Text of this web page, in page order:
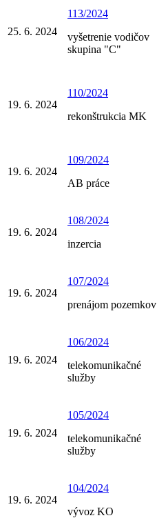
25. 6. 2024
113/2024
vyšetrenie vodičov
skupina "C"
19. 6. 2024
110/2024
rekonštrukcia MK
19. 6. 2024
109/2024
AB práce
19. 6. 2024
108/2024
inzercia
19. 6. 2024
107/2024
prenájom pozemkov
19. 6. 2024
106/2024
telekomunikačné
služby
19. 6. 2024
105/2024
telekomunikačné
služby
19. 6. 2024
104/2024
vývoz KO